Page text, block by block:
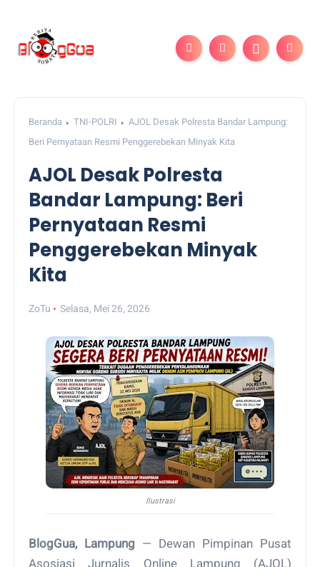
Beranda TNI-POLRI
AJOL Desak Polresta Bandar Lampung:
Beri Pernyataan Resmi Penggerebekan Minyak Kita
AJOL Desak Polresta
Bandar Lampung: Beri
Pernyataan Resmi
Penggerebekan Minyak
Kita
ZoTu Selasa, Mei 26, 2026
Ilustrasi
BlogGua, Lampung — Dewan Pimpinan Pusat
Asosiasi Jurnalis Online Lampung (AJOL)